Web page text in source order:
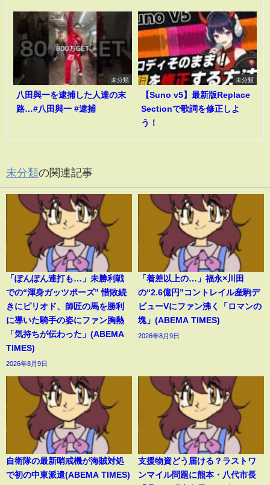
未分類
八田與一を逮捕した人達の末
路…#八田與一 #逮捕
未分類
【Suno v5】最新版Replace
Sectionで歌詞を修正しよ
う！
未分類の関連記事
「ぽんぽん連打も…」未勝利戦
での“渾身ガッツポーズ” 惜敗続
きにピリオド、師匠の馬を勝利
に導いた騎手の姿にファン胸熱
「気持ちが伝わった」(ABEMA
TIMES)
2026年8月9日
「着差以上の…」福永×川田
の“2.6億円”コントレイル産駒デ
ビューVにファン沸く「ロマンの
塊」(ABEMA TIMES)
2026年8月9日
自衛隊の最新哨戒機が海賊対処
で初の中東派遣(ABEMA TIMES)
支援物資どう届ける？ラストワ
ンマイル問題に熊本・八代市長